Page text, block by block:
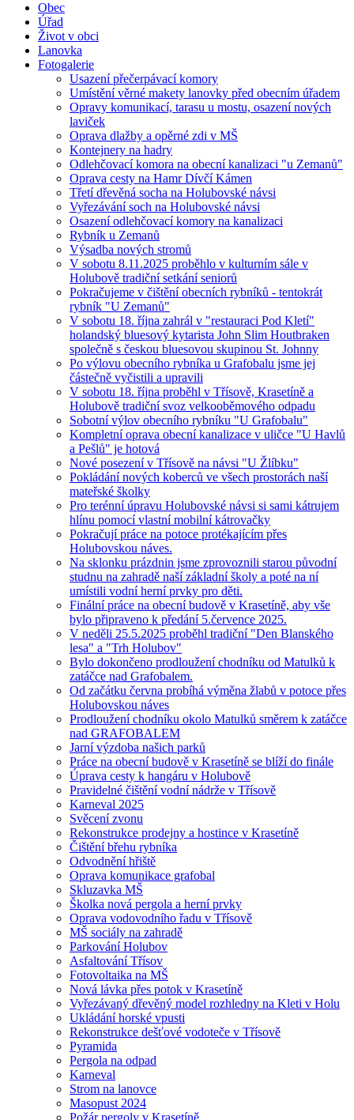
Obec
Úřad
Život v obci
Lanovka
Fotogalerie
Usazení přečerpávací komory
Umístění věrné makety lanovky před obecním úřadem
Opravy komunikací, tarasu u mostu, osazení nových
laviček
Oprava dlažby a opěrné zdi v MŠ
Kontejnery na hadry
Odlehčovací komora na obecní kanalizaci "u Zemanů"
Oprava cesty na Hamr Dívčí Kámen
Třetí dřevěná socha na Holubovské návsi
Vyřezávání soch na Holubovské návsi
Osazení odlehčovací komory na kanalizaci
Rybník u Zemanů
Výsadba nových stromů
V sobotu 8.11.2025 proběhlo v kulturním sále v
Holubově tradiční setkání seniorů
Pokračujeme v čištění obecních rybníků - tentokrát
rybník "U Zemanů"
V sobotu 18. října zahrál v "restauraci Pod Kletí"
holandský bluesový kytarista John Slim Houtbraken
společně s českou bluesovou skupinou St. Johnny
Po výlovu obecního rybníka u Grafobalu jsme jej
částečně vyčistili a upravili
V sobotu 18. října proběhl v Třísově, Krasetíně a
Holubově tradiční svoz velkooběmového odpadu
Sobotní výlov obecního rybníku "U Grafobalu"
Kompletní oprava obecní kanalizace v uličce "U Havlů
a Pešlů" je hotová
Nové posezení v Třísově na návsi "U Žlíbku"
Pokládání nových koberců ve všech prostorách naší
mateřské školky
Pro terénní úpravu Holubovské návsi si sami kátrujem
hlínu pomocí vlastní mobilní kátrovačky
Pokračují práce na potoce protékajícím přes
Holubovskou náves.
Na sklonku prázdnin jsme zprovoznili starou původní
studnu na zahradě naší základní školy a poté na ní
umístili vodní herní prvky pro děti.
Finální práce na obecní budově v Krasetíně, aby vše
bylo připraveno k předání 5.července 2025.
V neděli 25.5.2025 proběhl tradiční "Den Blanského
lesa" a "Trh Holubov"
Bylo dokončeno prodloužení chodníku od Matulků k
zatáčce nad Grafobalem.
Od začátku června probíhá výměna žlabů v potoce přes
Holubovskou náves
Prodloužení chodníku okolo Matulků směrem k zatáčce
nad GRAFOBALEM
Jarní výzdoba našich parků
Práce na obecní budově v Krasetíně se blíží do finále
Úprava cesty k hangáru v Holubově
Pravidelné čištění vodní nádrže v Třísově
Karneval 2025
Svěcení zvonu
Rekonstrukce prodejny a hostince v Krasetíně
Čištění břehu rybníka
Odvodnění hřiště
Oprava komunikace grafobal
Skluzavka MŠ
Školka nová pergola a herní prvky
Oprava vodovodního řadu v Třísově
MŠ sociály na zahradě
Parkování Holubov
Asfaltování Třísov
Fotovoltaika na MŠ
Nová lávka přes potok v Krasetíně
Vyřezávaný dřevěný model rozhledny na Kleti v Holu
Ukládání horské vpusti
Rekonstrukce dešťové vodoteče v Třísově
Pyramida
Pergola na odpad
Karneval
Strom na lanovce
Masopust 2024
Požár pergoly v Krasetíně